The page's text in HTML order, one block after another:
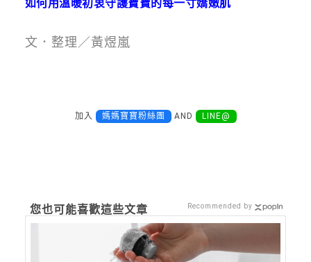
如何用溫暖初衷守護寶寶的每一寸嬌嫩肌
文．整理／黃煜嵐
加入 媽媽寶寶粉絲團 AND LINE@
您也可能喜歡這些文章 Recommended by